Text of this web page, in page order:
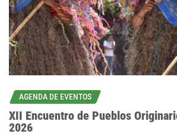
AGENDA DE EVENTOS
XII Encuentro de Pueblos
2026